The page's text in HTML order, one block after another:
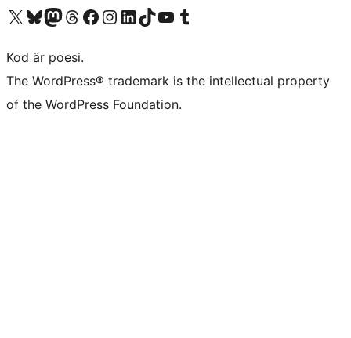
Besök vår X-konto (f.d. Twitter)
Besök vårt Bluesky-konto
Besök vårt Mastodon-konto
Besök vårt Thread-konto
Besök vår Facebook-sidaBesök vårt Instagram-konto
Besök vårt LinkedIn-konto
Besök vårt TikTok-konto
Besök vår YouTube-kanalBesök vårt Tumblr-konto
Kod är poesi.
The WordPress® trademark is the intellectual property
of the WordPress Foundation.